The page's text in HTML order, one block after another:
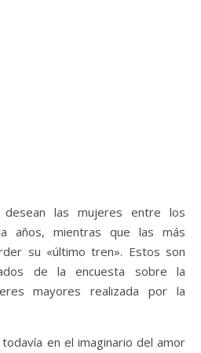
desean las mujeres entre los
años, mientras que las más
su «último tren». Estos son
de la encuesta sobre la
mayores realizada por la
en el imaginario del amor